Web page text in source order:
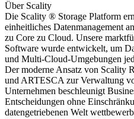
Über Scality
Die Scality ® Storage Platform
einheitliches Datenmanagement
zu Core zu Cloud. Unsere
Software wurde entwickelt, um
und Multi-Cloud-Umgebungen
Der moderne Ansatz von Scality
und ARTESCA zur Verwaltung
Unternehmen beschleunigt
Entscheidungen ohne
datengetriebenen Welt